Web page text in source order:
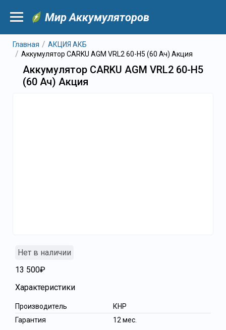
Мир Аккумуляторов
Главная
АКЦИЯ АКБ
Аккумулятор CARKU AGM VRL2 60-H5 (60 Ач) Акция
Аккумулятор CARKU AGM VRL2 60-H5
(60 Ач) Акция
Нет в наличии
13 500₽
Характеристики
Производитель
КНР
Гарантия
12 мес.